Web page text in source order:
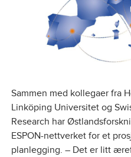
Sammen med kollegaer fra
Linköping Universitet og
Research har
ESPON-nettverket for et
planlegging. – Det er litt